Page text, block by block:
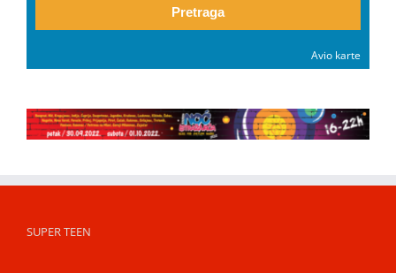
Pretraga
Avio karte
SUPER TEEN